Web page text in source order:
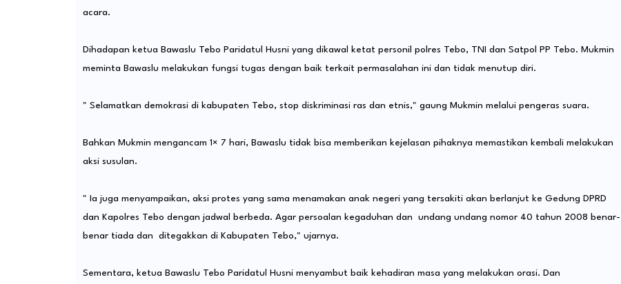
acara.
Dihadapan ketua Bawaslu Tebo Paridatul Husni yang dikawal ketat personil polres Tebo, TNI dan Satpol PP Tebo. Mukmin
meminta Bawaslu melakukan fungsi tugas dengan baik terkait permasalahan ini dan tidak menutup diri.
" Selamatkan demokrasi di kabupaten Tebo, stop diskriminasi ras dan etnis," gaung Mukmin melalui pengeras suara.
Bahkan Mukmin mengancam 1× 7 hari, Bawaslu tidak bisa memberikan kejelasan pihaknya memastikan kembali melakukan
aksi susulan.
" Ia juga menyampaikan, aksi protes yang sama menamakan anak negeri yang tersakiti akan berlanjut ke Gedung DPRD
dan Kapolres Tebo dengan jadwal berbeda. Agar persoalan kegaduhan dan undang undang nomor 40 tahun 2008 benar-
benar tiada dan ditegakkan di Kabupaten Tebo," ujarnya.
Sementara, ketua Bawaslu Tebo Paridatul Husni menyambut baik kehadiran masa yang melakukan orasi. Dan